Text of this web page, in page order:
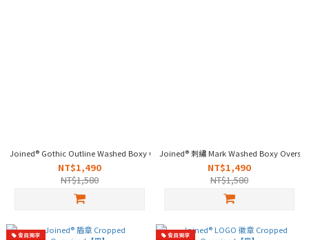
Joined® Gothic Outline Washed Boxy Oversized【洗黑】【褪灰】
NT$1,490
NT$1,580
Joined® 刺繡 Mark Washed Boxy
NT$1,490
NT$1,580
會員獨享 會員獨享